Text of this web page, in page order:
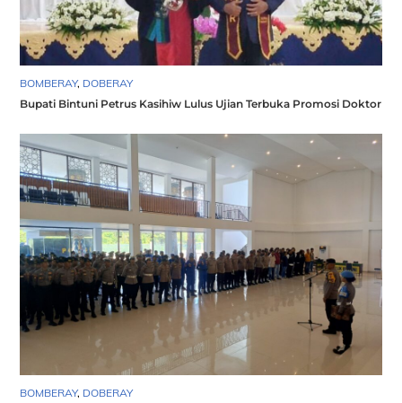
BOMBERAY, DOBERAY
Bupati Bintuni Petrus Kasihiw Lulus Ujian Terbuka Promosi Doktor
BOMBERAY, DOBERAY